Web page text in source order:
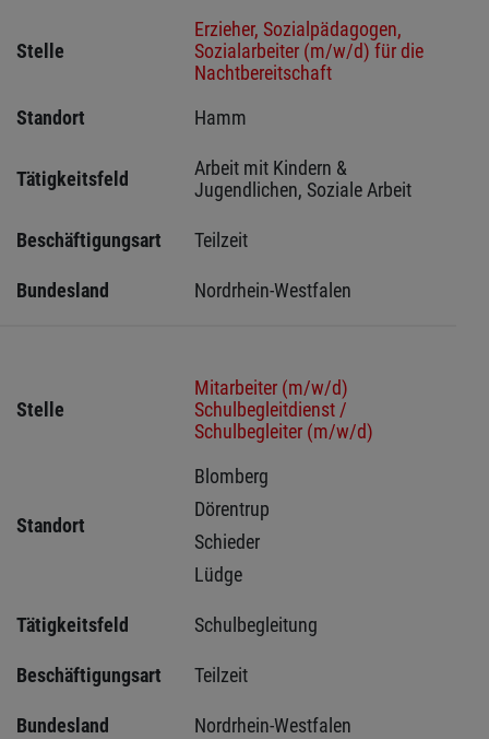
Stelle
Erzieher, Sozialpädagogen,
Sozialarbeiter (m/w/d) für die
Nachtbereitschaft
Standort
Hamm
Tätigkeitsfeld
Arbeit mit Kindern &
Jugendlichen, Soziale Arbeit
Beschäftigungsart Teilzeit
Bundesland Nordrhein-Westfalen
Stelle
Mitarbeiter (m/w/d)
Schulbegleitdienst /
Schulbegleiter (m/w/d)
Standort
Blomberg
Dörentrup
Schieder
Lüdge
Tätigkeitsfeld Schulbegleitung
Beschäftigungsart Teilzeit
Bundesland Nordrhein-Westfalen